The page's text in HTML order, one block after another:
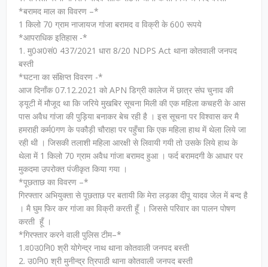
*बरामद माल का विवरण –*
1 किलो 70 ग्राम नाजायज गांजा बरामद व विक्री के 600 रूपये
*आपराधिक इतिहास -*
1. मु0अ0सं0 437/2021 धारा 8/20 NDPS Act थाना कोतवाली जनपद
बस्ती
*घटना का संक्षिप्त विवरण -*
आज दिनाँक 07.12.2021 को APN डिग्री कालेज में छात्र संघ चुनाव की
ड्यूटी में मौजूद था कि जरिये मुखबिर सूचना मिली की एक महिला कचहरी के आस
पास अवैध गांजा की पुड़िया बनाकर बेच रही है । इस सूचना पर विश्वास कर मै
हमराही कर्म0गण के पकौड़ी चौराहा पर पहुँचा कि एक महिला हाथ में थेला लिये जा
रही थी । जिसकी तलाशी महिला आरक्षी से लिवायी गयी तो उसके लिये हाथ के
थेला में 1 किलो 70 ग्राम अवैध गांजा बरामद हुआ । फर्द बरामदगी के आधार पर
मुकदमा उपरोक्त पंजीकृत किया गया ।
*पूछताछ का विवरण –*
गिरफ्तार अभियुक्ता से पूछताछ पर बतायी कि मेरा लड़का दीपू यादव जेल में बन्द है
। मै घुम फिर कर गांजा का विक्री करती हूँ । जिससे परिवार का पालन पोषण
करती हूँ ।
*गिरफ्तार करने वाली पुलिस टीम–*
1.व0उ0नि0 श्री योगेन्द्र नाथ थाना कोतवाली जनपद बस्ती
2. उ0नि0 श्री मुनीन्द्र त्रिपाठी थाना कोतवाली जनपद बस्ती